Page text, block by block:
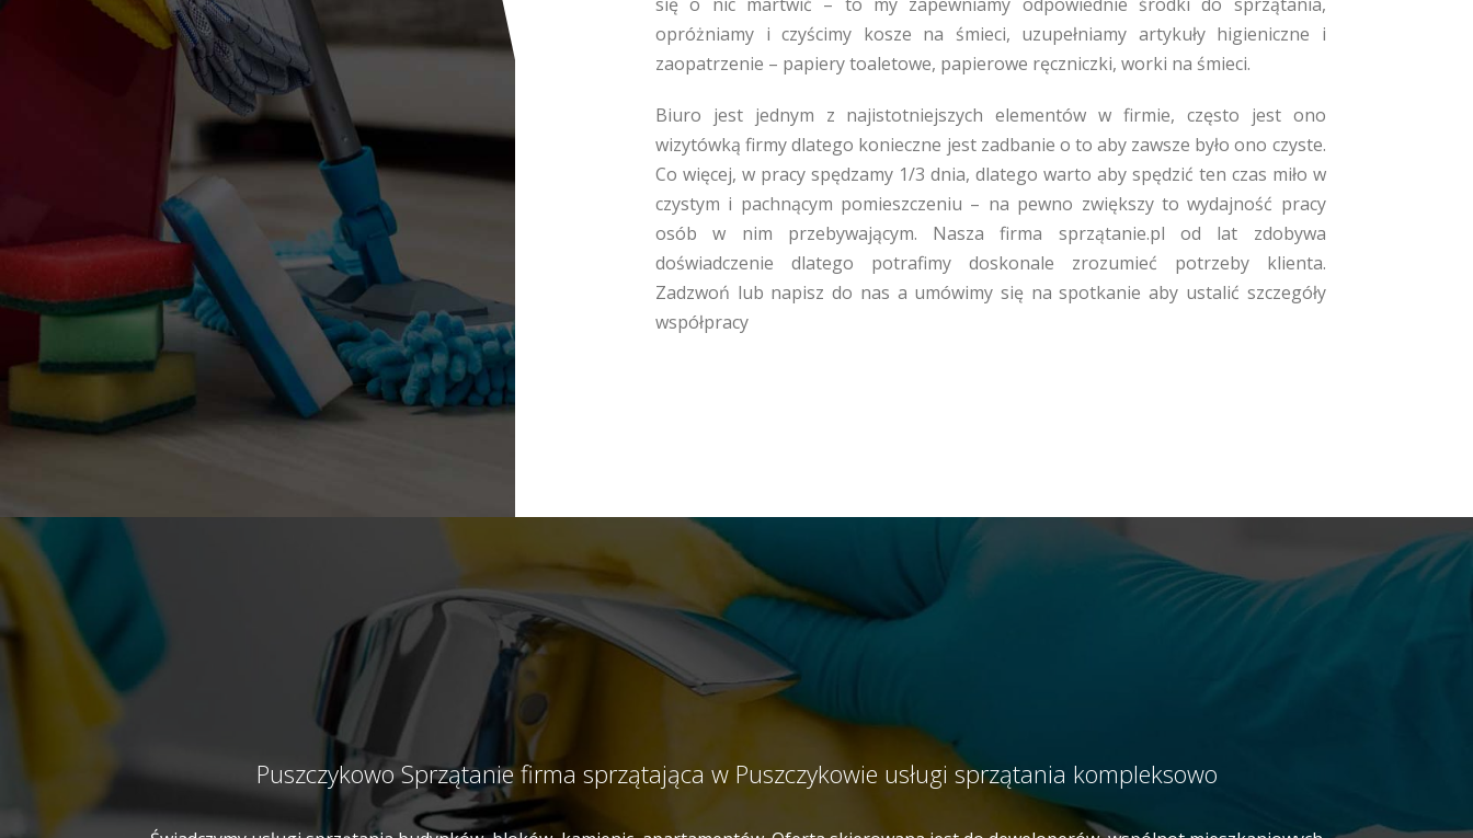
opróżniamy i czyścimy kosze na śmieci, uzupełniamy artykuły higieniczne i
zaopatrzenie – papiery toaletowe, papierowe ręczniczki, worki na śmieci.
Biuro jest jednym z najistotniejszych elementów w firmie, często jest ono
wizytówką firmy dlatego konieczne jest zadbanie o to aby zawsze było ono czyste.
Co więcej, w pracy spędzamy 1/3 dnia, dlatego warto aby spędzić ten czas miło w
czystym i pachnącym pomieszczeniu – na pewno zwiększy to wydajność pracy
osób w nim przebywającym. Nasza firma sprzątanie.pl od lat zdobywa
doświadczenie dlatego potrafimy doskonale zrozumieć potrzeby klienta.
Zadzwoń lub napisz do nas a umówimy się na spotkanie aby ustalić szczegóły
współpracy
Puszczykowo Sprzątanie firma sprzątająca w Puszczykowie usługi sprzątania kompleksowo